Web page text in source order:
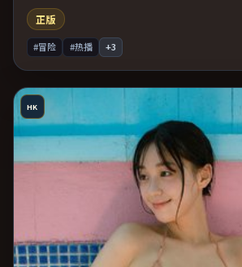
正版
#冒险 #热播 +3
HK